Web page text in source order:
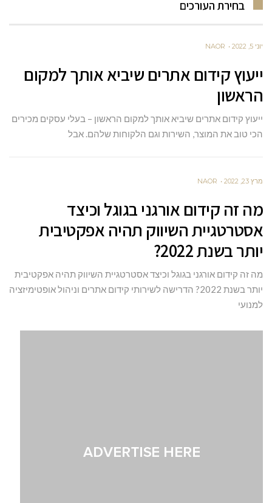
בחירת העורכים
יוני 5, 2022 NAOR
ייעוץ קידום אתרים שיביא אותך למקום
הראשון
ייעוץ קידום אתרים שיביא אותך למקום הראשון – בעלי עסקים מכירים
הכי טוב את המוצר, השירות וגם הלקוחות שלהם. אבל
מרץ 23, 2022 NAOR
מה זה קידום אורגני בגוגל וכיצד
אסטרטגיית השיווק תהיה אפקטיבית
יותר בשנת 2022?
מה זה קידום אורגני בגוגל וכיצד אסטרטגיית השיווק תהיה אפקטיבית
יותר בשנת 2022? הדרישה לשירותי קידום אתרים וניהול אופטימיזציה
למנועי